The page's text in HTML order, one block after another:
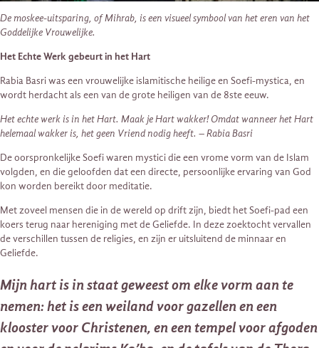
De moskee-uitsparing, of Mihrab, is een visueel symbool van het eren van het
Goddelijke Vrouwelijke.
Het Echte Werk gebeurt in het Hart
Rabia Basri was een vrouwelijke islamitische heilige en Soefi-mystica, en
wordt herdacht als een van de grote heiligen van de 8ste eeuw.
Het echte werk is in het Hart. Maak je Hart wakker! Omdat wanneer het Hart
helemaal wakker is, het geen Vriend nodig heeft. – Rabia Basri
De oorspronkelijke Soefi waren mystici die een vrome vorm van de Islam
volgden, en die geloofden dat een directe, persoonlijke ervaring van God
kon worden bereikt door meditatie.
Met zoveel mensen die in de wereld op drift zijn, biedt het Soefi-pad een
koers terug naar hereniging met de Geliefde. In deze zoektocht vervallen
de verschillen tussen de religies, en zijn er uitsluitend de minnaar en
Geliefde.
Mijn hart is in staat geweest om elke vorm aan te
nemen: het is een weiland voor gazellen en een
klooster voor Christenen, en een tempel voor afgoden